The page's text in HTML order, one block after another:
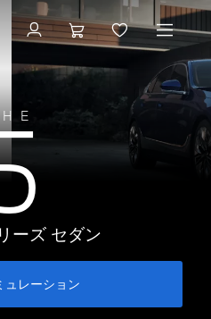
ーズ セダン
ュレーション
見積りシミュレーション